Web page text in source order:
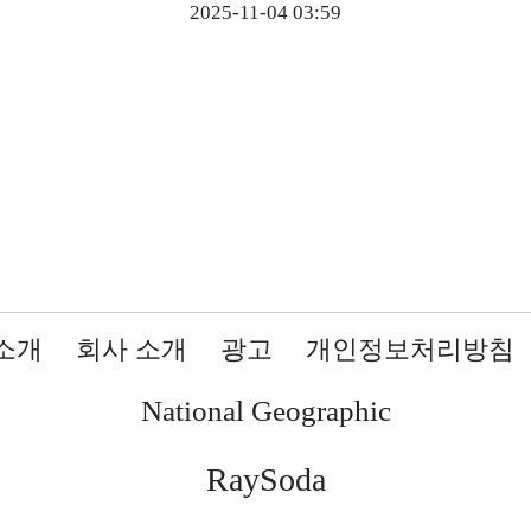
2025-11-04 03:59
개 회사 소개 광고 개인정보처리방침
National Geographic
RaySoda